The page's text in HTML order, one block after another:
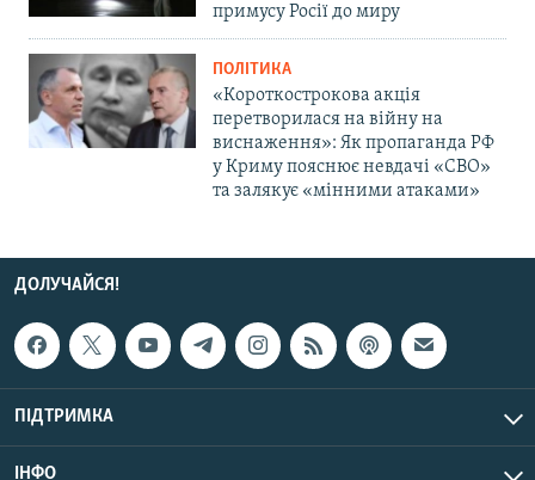
примусу Росії до миру
ПОЛІТИКА
«Короткострокова акція
перетворилася на війну на
виснаження»: Як пропаганда РФ
у Криму пояснює невдачі «СВО»
та залякує «мінними атаками»
ДОЛУЧАЙСЯ!
ПІДТРИМКА
ІНФО